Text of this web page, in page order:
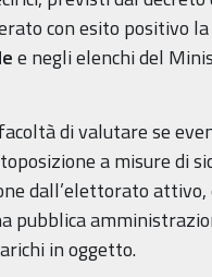
con esito positivo
e negli elenchi del
di valutare se
a misure di
dall’elettorato
pubblica
in oggetto.